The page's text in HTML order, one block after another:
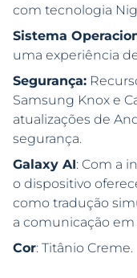
com tecnologia
Sistema
uma experiência
Segurança:
Samsung Knox e
atualizações de
segurança.
Galaxy AI: Com a
o dispositivo
como tradução
a comunicação
Cor: Titânio Creme.